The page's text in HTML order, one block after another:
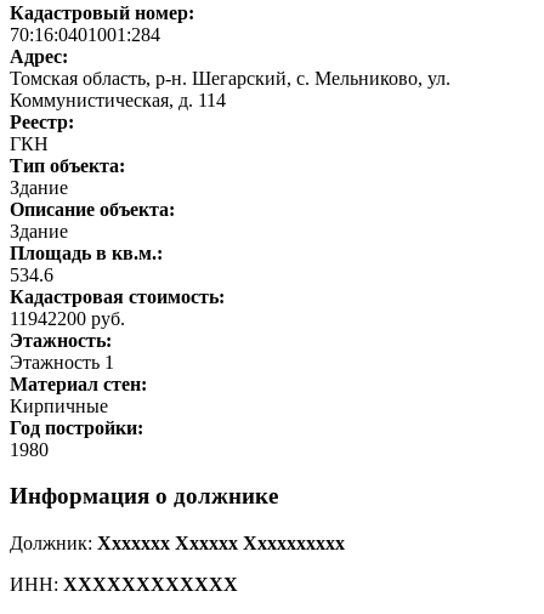
Кадастровый номер:
70:16:0401001:284
Адрес:
Томская область, р-н. Шегарский, с. Мельниково, ул.
Коммунистическая, д. 114
Реестр:
ГКН
Тип объекта:
Здание
Описание объекта:
Здание
Площадь в кв.м.:
534.6
Кадастровая стоимость:
11942200 руб.
Этажность:
Этажность 1
Материал стен:
Кирпичные
Год постройки:
1980
Информация о должнике
Должник: Xxxxxxx Xxxxxx Xxxxxxxxxx
ИНН: XXXXXXXXXXXX